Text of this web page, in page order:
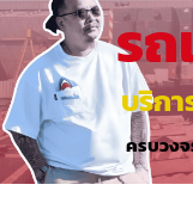
รถ
บริก
ครบวงจ